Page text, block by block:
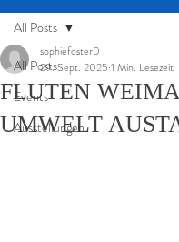
All Posts
Events
Ausstellungen
All Posts
FLUTEN
UMWELT
sophiefoster0
29. Sept. 2025 1 Min. Lesezeit